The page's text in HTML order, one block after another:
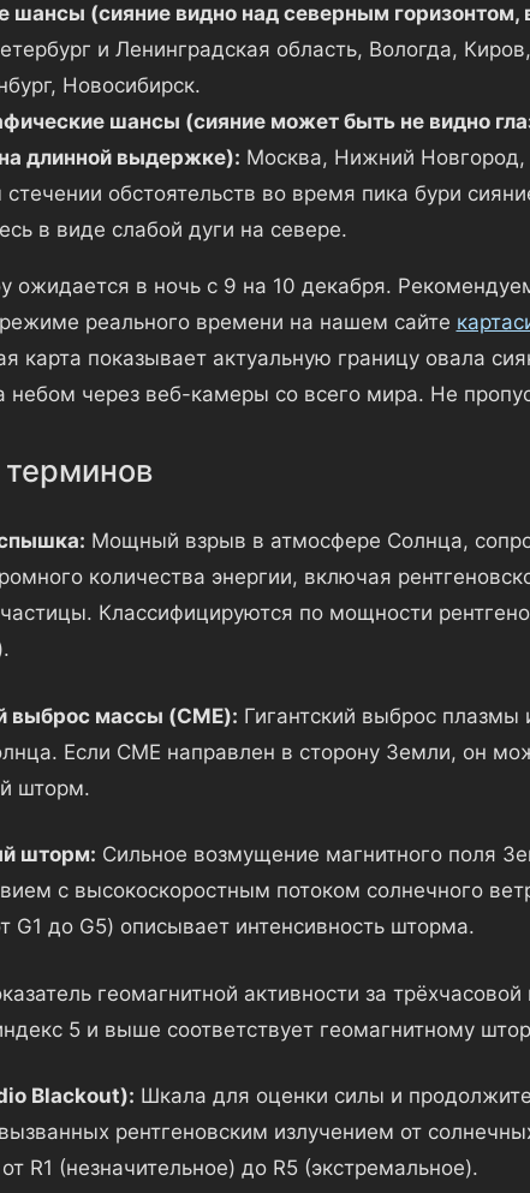
шансы (сияние видно над северным
и Ленинградская область, Вологда,
Новосибирск.
шансы (сияние может быть не видно
длинной выдержке): Москва, Нижний
обстоятельств во время пика бури
в виде слабой дуги на севере.
ожидается в ночь с 9 на 10 декабря.
реального времени на нашем сайте
карта показывает актуальную границу овала
небом через веб-камеры со всего мира. Не
Мощный взрыв в атмосфере Солнца,
количества энергии, включая
Классифицируются по мощности
выброс массы (CME): Гигантский выброс плазмы
Если CME направлен в сторону Земли, он
шторм.
шторм: Сильное возмущение магнитного поля
с высокоскоростным потоком солнечного
G1 до G5) описывает интенсивность шторма.
геомагнитной активности за
5 и выше соответствует геомагнитному
Blackout): Шкала для оценки силы и
рентгеновским излучением от
R1 (незначительное) до R5 (экстремальное).